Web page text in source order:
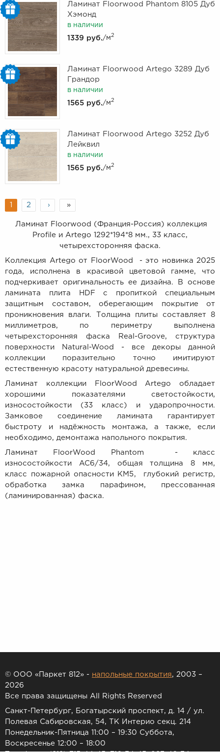
Ламинат Floorwood Phantom 8105 Дуб
Хэмонд
в наличии
1339 руб. /м 2
Ламинат Floorwood Artego 3289 Дуб
Грандор
в наличии
1565 руб. /м 2
Ламинат Floorwood Artego 3252 Дуб
Лейквил
в наличии
1565 руб. /м 2
1 2 › »
Ламинат Floorwood (Франция-Россия) коллекция
Profile и Artego 1292*194*8 мм., 33 класс,
четырехсторонняя фаска.
Коллекция Artego от FloorWood - это новинка 2025
года, исполнена в красивой цветовой гамме, что
подчеркивает оригинальность ее дизайна. В основе
ламината плита HDF с пропиткой специальным
защитным составом, оберегающим покрытие от
проникновения влаги. Толщина плиты составляет 8
миллиметров, по периметру выполнена
четырехсторонняя фаска Real-Groove, структура
поверхности Natural-Wood - все декоры данной
коллекции поразительно точно имитируют
естественную красоту натуральной древесины.
Ламинат коллекции FloorWood Artego обладает
хорошими показателями светостойкости,
износостойкости (33 класс) и ударопрочности.
Замковое соединение ламината гарантирует
быстроту и надёжность монтажа, а также, если
необходимо, демонтажа напольного покрытия.
Ламинат FloorWood Phantom - к ласс
износостойкости AC6/34, общая толщина 8 мм,
класс пожарной опасности КМ5, глубокий регистр,
обработка замка парафином, прессованная
(ламинированная) фаска.
© ООО «Паркет 812» - напольные покрытия, 2003 –
2026
Все права защищены All Rights Reserved
Санкт-Петербург, Богатырский проспект, д. 14 / ул.
Полевая Сабировская, 54, ТК Интерио секц. 214
Понедельник-Пятница 11:00 – 19:30 Суббота,
Воскресенье 12:00 – 18:00